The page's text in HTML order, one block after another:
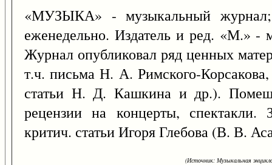
«МУЗЫКА» - музыкальный
еженедельно. Издатель и ред. «М.»
Журнал опубликовал ряд ценных
т.ч. письма Н. А. Римского-
статьи Н. Д. Кашкина и др.).
рецензии на концерты, спектакли.
критич. статьи Игоря Глебова (В. В.
(Источник: Музыкальная